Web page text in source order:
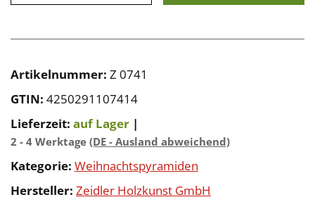
Artikelnummer: Z 0741
GTIN: 4250291107414
Lieferzeit: auf Lager |
2 - 4 Werktage (DE - Ausland abweichend)
Kategorie: Weihnachtspyramiden
Hersteller: Zeidler Holzkunst GmbH